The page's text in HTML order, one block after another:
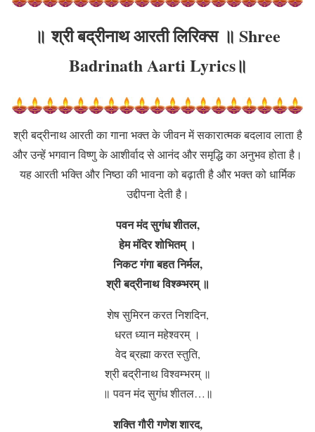
॥श्री बद्रीनाथ आरतीलिरिक्स ॥ Shree
Badrinath Aarti Lyrics॥
श्री बद्रीनाथ आरती का गाना भक्त के जीवन में सकारात्मक बदलाव लाता है
और उन्हें भगवान विष्णु के आशीर्वाद से आनंद और समृद्धि का अनुभव होता है।
यह आरती भक्ति और निष्ठा की भावना को बढ़ाती है और भक्त को धार्मिक
उद्दीपना देती है।
पवन मंद सुगंध शीतल,
हेम मंदिर शोभितम् ।
निकट गंगा बहत निर्मल,
श्री बद्रीनाथ विश्व्म्भरम् ॥
शेष सुमिरन करत निशदिन,
धरत ध्यान महेश्वरम् ।
वेद ब्रह्मा करत स्तुति,
श्री बद्रीनाथ विश्वम्भरम् ॥
॥ पवन मंद सुगंध शीतल…॥
शक्ति गौरी गणेश शारद,